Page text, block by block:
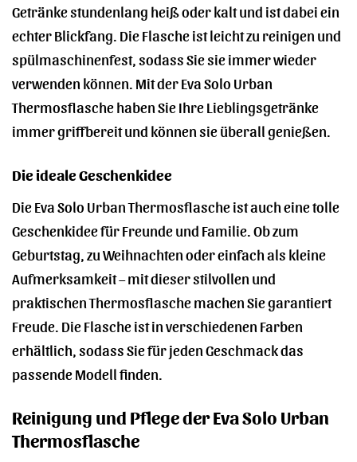
Getränke stundenlang heiß oder kalt und ist dabei ein
echter Blickfang. Die Flasche ist leicht zu reinigen und
spülmaschinenfest, sodass Sie sie immer wieder
verwenden können. Mit der Eva Solo Urban
Thermosflasche haben Sie Ihre Lieblingsgetränke
immer griffbereit und können sie überall genießen.
Die ideale Geschenkidee
Die Eva Solo Urban Thermosflasche ist auch eine tolle
Geschenkidee für Freunde und Familie. Ob zum
Geburtstag, zu Weihnachten oder einfach als kleine
Aufmerksamkeit – mit dieser stilvollen und
praktischen Thermosflasche machen Sie garantiert
Freude. Die Flasche ist in verschiedenen Farben
erhältlich, sodass Sie für jeden Geschmack das
passende Modell finden.
Reinigung und Pflege der Eva Solo Urban
Thermosflasche